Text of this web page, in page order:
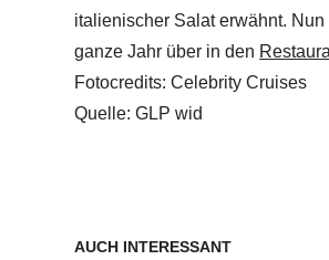
italienischer Salat erwähnt.
ganze Jahr über in den
Fotocredits: Celebrity Cruises
Quelle: GLP wid
AUCH INTERESSANT